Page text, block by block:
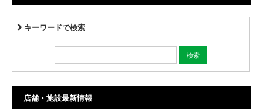
キーワードで検索
店舗・施設最新情報